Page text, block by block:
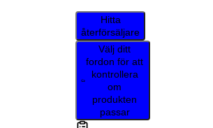
Hitta
återförsäljare
Välj ditt
fordon för att
kontrollera
om
produkten
passar